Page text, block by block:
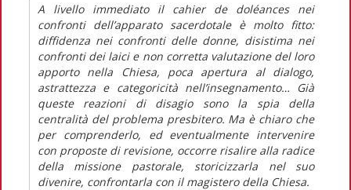
A livello immediato il cahier de doléancesnei
confronti dell’apparato sacerdotale è molto fitto:
diffidenza nei confronti delle donne, disistima nei
confronti dei laici e non corretta valutazione del loro
apporto nella Chiesa, poca apertura al dialogo,
astrattezza e categoricità nell’insegnamento… Già
queste reazioni di disagio sono la spia della
centralità del problemapresbitero. Ma è chiaro che
per comprenderlo, ed eventualmente intervenire
con proposte di revisione, occorre risalire alla radice
della missione pastorale, storicizzarla nel suo
divenire, confrontarla con il magistero della Chiesa.